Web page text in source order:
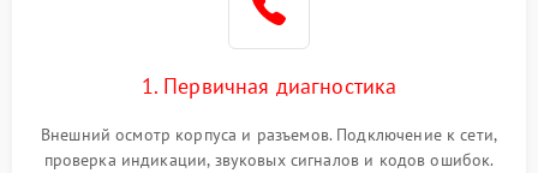
1. Первичная диагностика
Внешний осмотр корпуса и разъемов. Подключение к сети,
проверка индикации, звуковых сигналов и кодов ошибок.